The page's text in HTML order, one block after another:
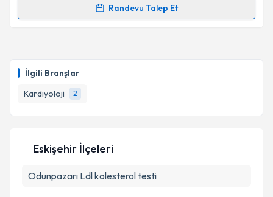
İlgili Branşlar
Kardiyoloji
2
kapsamda işlenmesini kabul ediyorum.
Randevu Talep Et
Randevu Takvimi Talebi
takvim hazırlandığında e-posta ile bilgilendireceğiz.
E-posta Adresiniz
Metni 'ni okudum ve kişisel verilerimin belirtilen
Eskişehir İlçeleri
Odunpazarı Ldl kolesterol testi